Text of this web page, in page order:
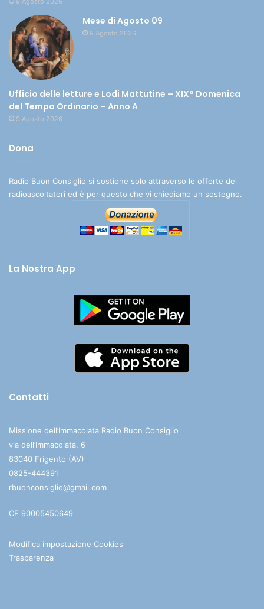
Mese di Agosto 09
9 Agosto 2026
Ufficio delle letture e Lodi Mattutine – XIX° Domenica
del Tempo Ordinario – Anno A
9 Agosto 2026
Dona
Radio Buon Consiglio si sostiene solo attraverso le offerte dei
radioascoltatori ed è per questo che vi chiediamo un sostegno.
La Nostra App
Contatti
Missione dell’Immacolata Radio Buon Consiglio
via dell’Immacolata, 6
83040 Frigento (AV)
0825-444391
rbuonconsiglio@gmail.com
CF 90005450649
Modifica impostazione Cookies
Trasparenza